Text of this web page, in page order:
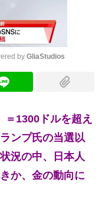
by GliaStudios
1300ドルを超え
ンプ氏の当選以
況の中、日本人
か、金の動向に